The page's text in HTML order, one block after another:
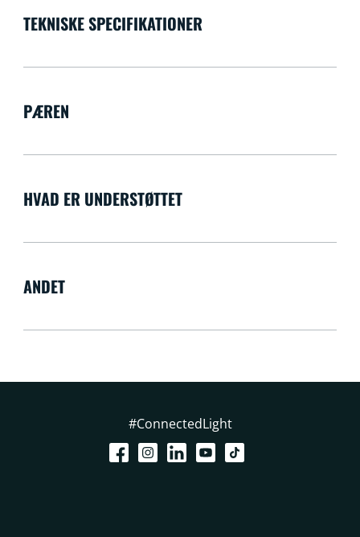
TEKNISKE SPECIFIKATIONER
PÆREN
HVAD ER UNDERSTØTTET
ANDET
#ConnectedLight